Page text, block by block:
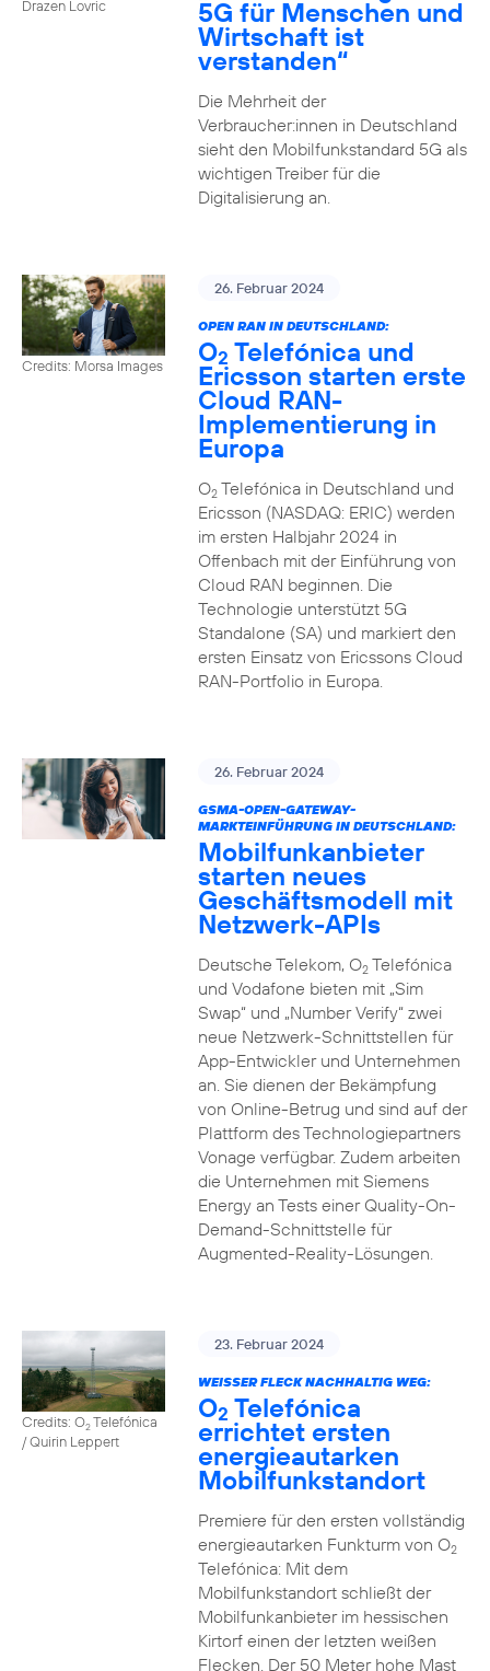
Drazen Lovric
5G für Menschen und
Wirtschaft ist
verstanden“
Die Mehrheit der
Verbraucher:innen in Deutschland
sieht den Mobilfunkstandard 5G als
wichtigen Treiber für die
Digitalisierung an.
Credits: Morsa Images
26. Februar 2024
OPEN RAN IN DEUTSCHLAND:
O2 Telefónica und
Ericsson starten erste
Cloud RAN-
Implementierung in
Europa
O2Telefónica in Deutschland und
Ericsson (NASDAQ: ERIC) werden
im ersten Halbjahr 2024 in
Offenbach mit der Einführung von
Cloud RAN beginnen. Die
Technologie unterstützt 5G
Standalone (SA) und markiert den
ersten Einsatz von Ericssons Cloud
RAN-Portfolio in Europa.
26. Februar 2024
GSMA-OPEN-GATEWAY-
MARKTEINFÜHRUNG IN DEUTSCHLAND:
Mobilfunkanbieter
starten neues
Geschäftsmodell mit
Netzwerk-APIs
Deutsche Telekom, O2Telefónica
und Vodafone bieten mit „Sim
Swap“ und „Number Verify“ zwei
neue Netzwerk-Schnittstellen für
App-Entwickler und Unternehmen
an. Sie dienen der Bekämpfung
von Online-Betrug und sind auf der
Plattform des Technologiepartners
Vonage verfügbar. Zudem arbeiten
die Unternehmen mit Siemens
Energy an Tests einer Quality-On-
Demand-Schnittstelle für
Augmented-Reality-Lösungen.
Credits: O2Telefónica
/ Quirin Leppert
23. Februar 2024
WEISSER FLECK NACHHALTIG WEG:
O2 Telefónica
errichtet ersten
energieautarken
Mobilfunkstandort
Premiere für den ersten vollständig
energieautarken Funkturm von O2
Telefónica: Mit dem
Mobilfunkstandort schließt der
Mobilfunkanbieter im hessischen
Kirtorf einen der letzten weißen
Flecken. Der 50 Meter hohe Mast